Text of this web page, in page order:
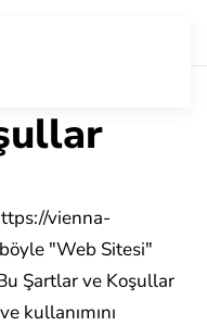
vienna-
"Web Sitesi"
Şartlar ve Koşullar
kullanımını